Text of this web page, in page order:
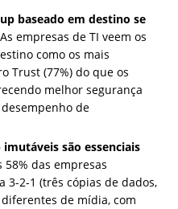
baseado em destino se
As empresas de TI veem os
como os mais
Trust (77%) do que os
melhor segurança
de
imutáveis são essenciais
58% das empresas
3-2-1 (três cópias de dados,
de mídia, com